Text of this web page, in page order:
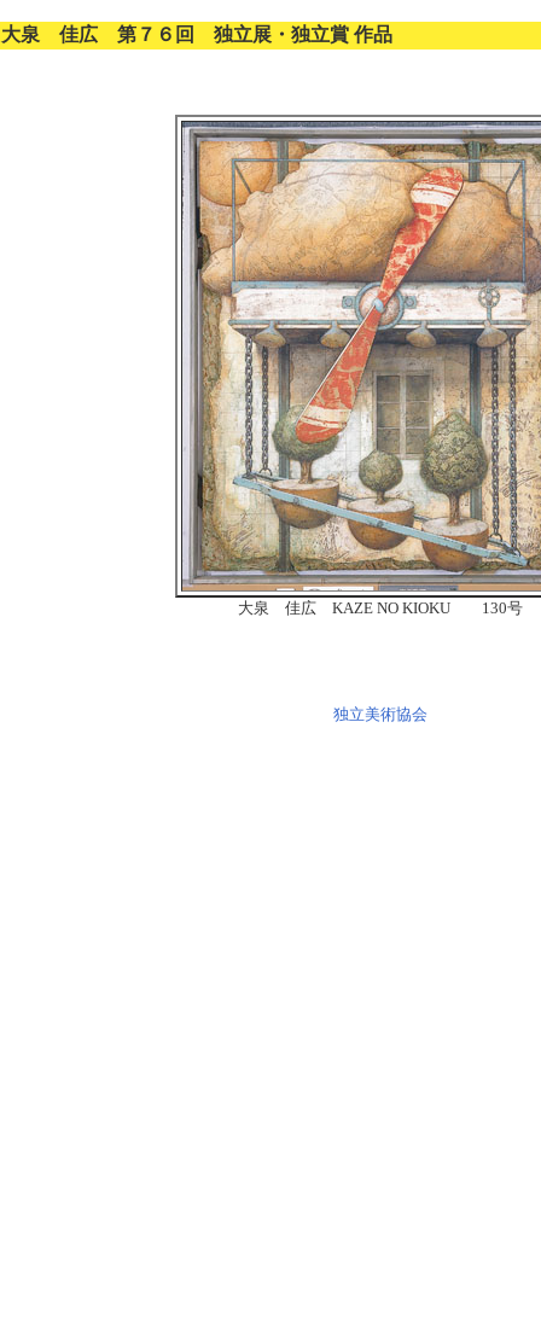
大泉 佳広 第７６回 独立展・独立賞 作品
大泉 佳広 KAZE NO KIOKU 130号
独立美術協会